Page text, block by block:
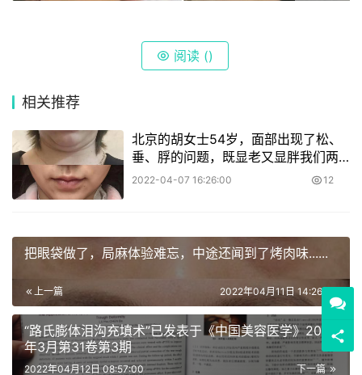
阅读 ()
相关推荐
北京的胡女士54岁，面部出现了松、
垂、脬的问题，既显老又显胖我们两
招解决! 小拉皮悬吊手术➕脂肪精
2022-04-07 16:26:00 12
把眼袋做了，局麻体验难忘，中途还闻到了烤肉味......
上一篇 2022年04月11日 14:26:00
“路氏膨体泪沟充填术”已发表于《中国美容医学》2022
年3月第31卷第3期
下一篇
2022年04月12日 08:57:00